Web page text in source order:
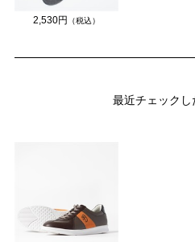
2,530円 （税込）
最近チェックし